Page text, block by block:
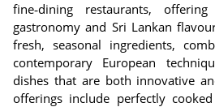
fine‑dining restaurants,
gastronomy and Sri Lankan
fresh, seasonal ingredients,
contemporary European
dishes that are both innovative
offerings include perfectly